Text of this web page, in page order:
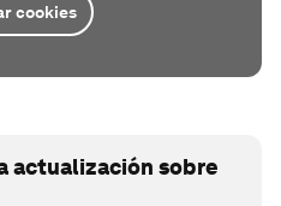
cookies
actualización sobre